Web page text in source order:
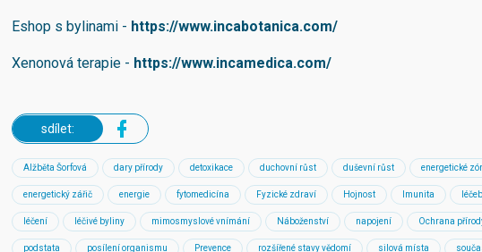
Eshop s bylinami - https://www.incabotanica.com/
Xenonová terapie - https://www.incamedica.com/
sdílet:
Alžběta Šorfová dary přírody detoxikace duchovní růst duševní růst energetické
energetický zářič energie fytomedicína Fyzické zdraví Hojnost Imunita
léčení léčivé byliny mimosmyslové vnímání Náboženství napojení Ochrana
podstata posílení organismu Prevence rozšířené stavy vědomí silová místa